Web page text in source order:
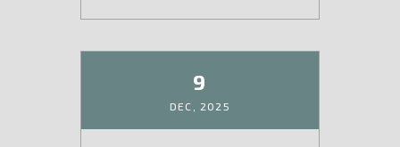
9
DEC, 2025